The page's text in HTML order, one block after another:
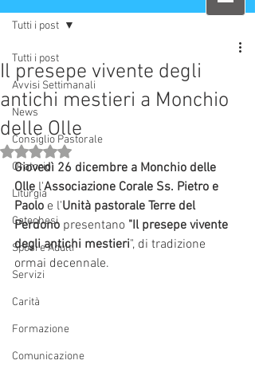
Tutti i post
Avvisi Settimanali
News
Consiglio Pastorale
Oratorio
Liturgia
Catechesi
Sposi e Adulti
Servizi
Carità
Formazione
Comunicazione
Tutti i post
Il presepe vivente degli
antichi mestieri a Monchio
delle Olle
Valutazione NaN stelle su 5.
Giovedì 26 dicembre a Monchio delle
Olle l'Associazione Corale Ss. Pietro e
Paolo e l'Unità pastorale Terre del
Perdono presentano "Il presepe vivente
degli antichi mestieri", di tradizione
ormai decennale.